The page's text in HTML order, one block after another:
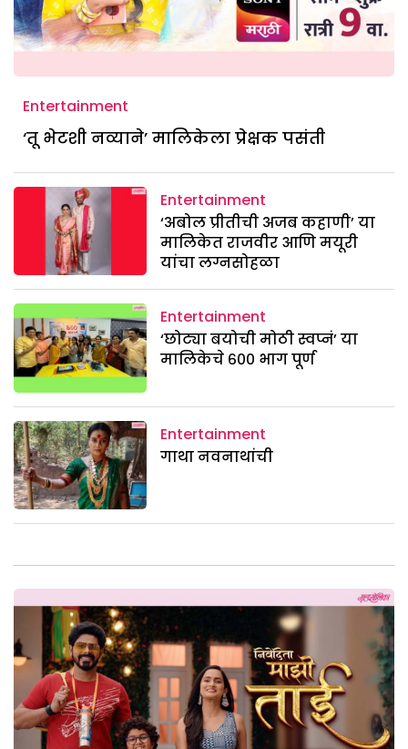
Entertainment
‘तू भेटशी नव्याने’ मालिकेला प्रेक्षक पसंती
Entertainment
‘अबोल प्रीतीची अजब कहाणी’ या
मालिकेत राजवीर आणि मयूरी
यांचा लग्नसोहळा
Entertainment
‘छोट्या बयोची मोठी स्वप्नं’ या
मालिकेचे ६०० भाग पूर्ण
Entertainment
गाथा नवनाथांची